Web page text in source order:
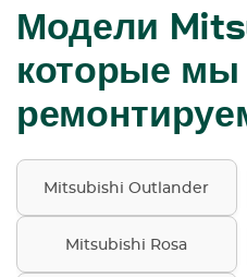
Модели
которые мы
Mitsubishi Outlander
Mitsubishi Rosa